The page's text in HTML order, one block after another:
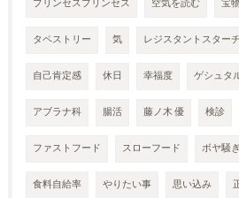
プリンセスプリンセス 空気を読む 宝
タペストリー 気 レジスタントスターチ
自己肯定感 休日 幸福度 ゲシュタ
アブラナ科 腸活 藤ノ木 優 検診
ファストフード スローフード ボヤ騒
食料自給率 やりたい事 思い込み